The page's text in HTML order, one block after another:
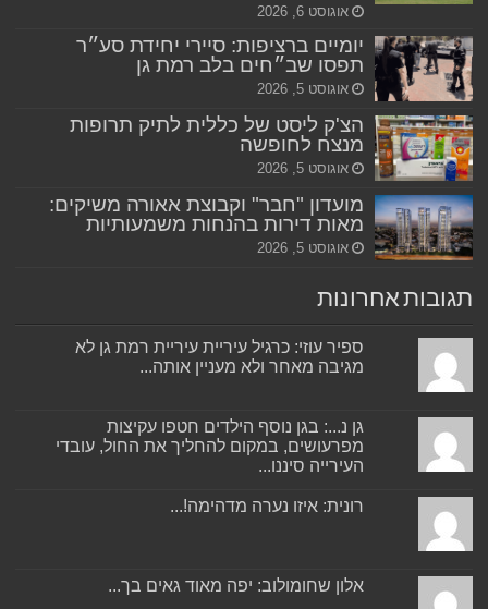
אוגוסט 6, 2026
יומיים ברציפות: סיירי יחידת סע״ר
תפסו שב״חים בלב רמת גן
אוגוסט 5, 2026
הצ'ק ליסט של כללית לתיק תרופות
מנצח לחופשה
אוגוסט 5, 2026
מועדון "חבר" וקבוצת אאורה משיקים:
מאות דירות בהנחות משמעותיות
אוגוסט 5, 2026
תגובות אחרונות
ספיר עוזי: כרגיל עיריית עיריית רמת גן לא
מגיבה מאחר ולא מעניין אותה...
גן נ...: בגן נוסף הילדים חטפו עקיצות
מפרעושים, במקום להחליך את החול, עובדי
העירייה סיננו...
רונית: איזו נערה מדהימה!...
אלון שחומולוב: יפה מאוד גאים בך...